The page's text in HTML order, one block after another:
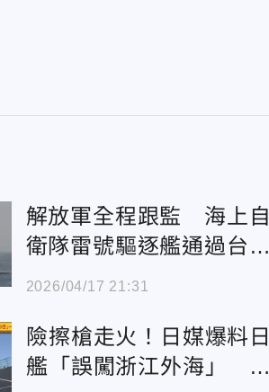
解放軍全程跟監 海上自
衛隊雷號驅逐艦通過台灣
海峽
2026/04/17 21:31
險擦槍走火！日媒爆料日
艦「誤闖浙江外海」 陸